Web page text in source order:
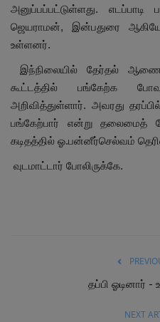
அனுப்பப்பட்டுள்ளது. எடப்பாடி
ஜெயராமன், இன்பதுரை
உள்ளனர்.
இந்நிலையில் தேர்தல்
கூட்டத்தில் பங்கேற்க
அறிவித்துள்ளார். அவரது
பங்கேற்பார் என்று தலைமைத்
கடிதத்தில் ஓ.பன்னீர்செல்வம்
வுடமாட்டார் போலிருக்கே.
தப்பி ஓடினார் -
NEXT